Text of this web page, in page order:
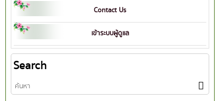
Contact Us
เข้าระบบผู้ดูแล
Search